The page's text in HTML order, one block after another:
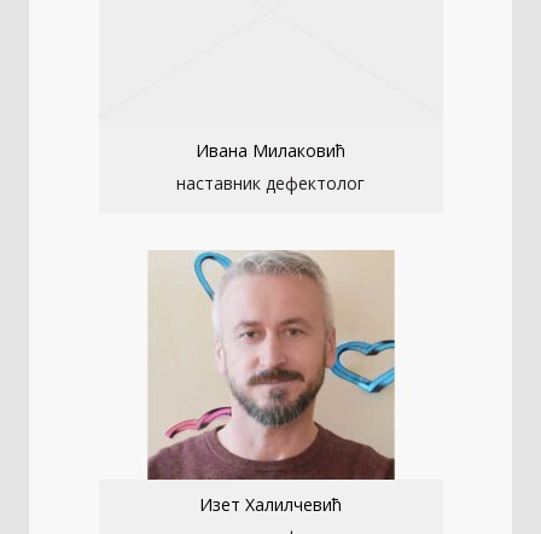
Ивана Милаковић
наставник дефектолог
Изет Халилчевић